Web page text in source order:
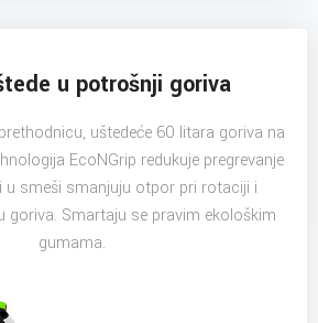
u potrošnji goriva
uštedeće 60 litara goriva na
EcoNGrip redukuje pregrevanje
u smeši smanjuju otpor pri rotaciji i
goriva. Smartaju se pravim ekološkim
gumama.